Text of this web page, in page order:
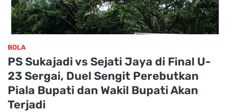
BOLA
PS Sukajadi vs Sejati Jaya di Final U-
23 Sergai, Duel Sengit Perebutkan
Piala Bupati dan Wakil Bupati Akan
Terjadi